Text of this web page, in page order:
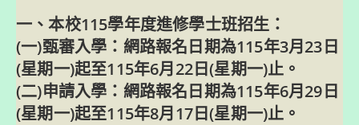
一、本校115學年度進修學士班招生：
(一)甄審入學：網路報名日期為115年3月23日
(星期一)起至115年6月22日(星期一)止。
(二)申請入學：網路報名日期為115年6月29日
(星期一)起至115年8月17日(星期一)止。